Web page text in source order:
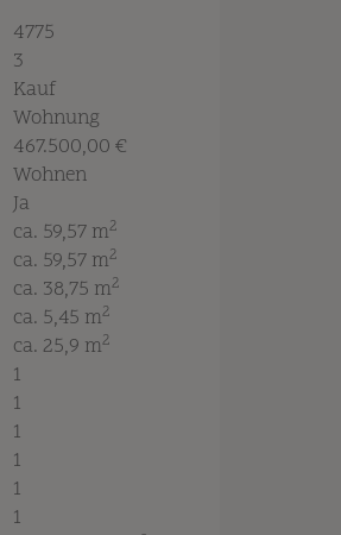
4775
3
Kauf
Wohnung
467.500,00 €
Wohnen
Ja
ca. 59,57 m2
ca. 59,57 m2
ca. 38,75 m2
ca. 5,45 m2
ca. 25,9 m2
1
1
1
1
1
1